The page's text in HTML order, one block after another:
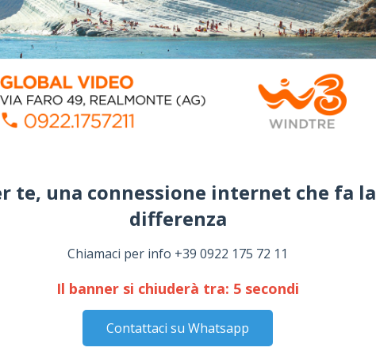
te, una connessione internet che fa la
differenza​
Chiamaci per info +39 0922 175 72 11
Il banner si chiuderà tra: 4 secondi
Contattaci su Whatsapp